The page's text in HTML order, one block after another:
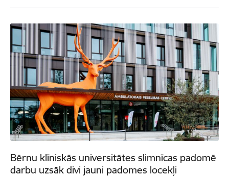
Bērnu klīniskās universitātes slimnīcas padomē
darbu uzsāk divi jauni padomes locekļi